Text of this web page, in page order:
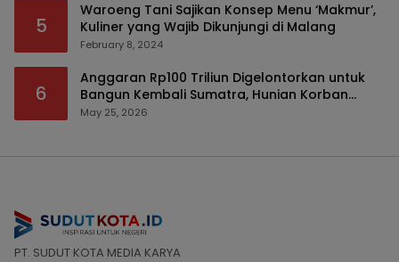
5
Waroeng Tani Sajikan Konsep Menu ‘Makmur’,
Kuliner yang Wajib Dikunjungi di Malang
February 8, 2024
6
Anggaran Rp100 Triliun Digelontorkan untuk
Bangun Kembali Sumatra, Hunian Korban
Bencana Bakal Difokuskan
May 25, 2026
PT. SUDUT KOTA MEDIA KARYA